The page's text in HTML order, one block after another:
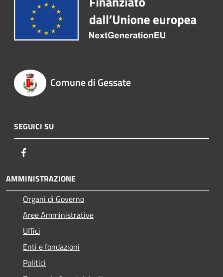
Comune di Gessate
SEGUICI SU
AMMINISTRAZIONE
Organi di Governo
Aree Amministrative
Uffici
Enti e fondazioni
Politici